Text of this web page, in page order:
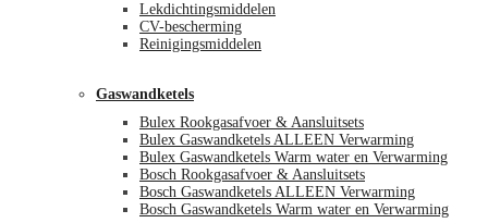
Lekdichtingsmiddelen
CV-bescherming
Reinigingsmiddelen
Gaswandketels
Bulex Rookgasafvoer & Aansluitsets
Bulex Gaswandketels ALLEEN Verwarming
Bulex Gaswandketels Warm water en Verwarming
Bosch Rookgasafvoer & Aansluitsets
Bosch Gaswandketels ALLEEN Verwarming
Bosch Gaswandketels Warm water en Verwarming